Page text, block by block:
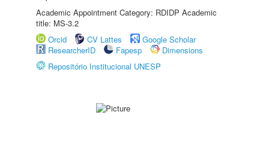
Academic Appointment Category: RDIDP Academic
title: MS-3.2
Orcid
CV Lattes
Google Scholar
ResearcherID
Fapesp
Dimensions
Repositório Institucional UNESP